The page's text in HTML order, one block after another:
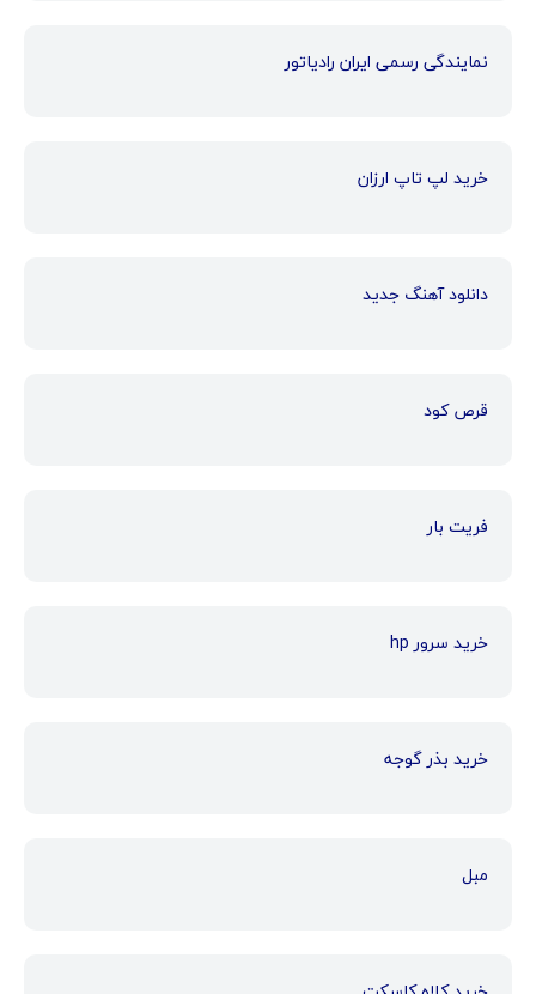
نمایندگی رسمی ایران رادیاتور
خرید لپ تاپ ارزان
دانلود آهنگ جدید
قرص کود
فریت بار
خرید سرور hp
خرید بذر گوجه
مبل